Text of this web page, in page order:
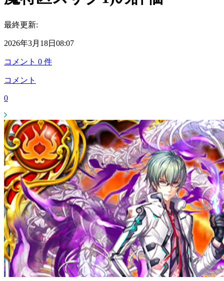
最終更新:
2026年3月18日08:07
コメント 0 件
コメント
0